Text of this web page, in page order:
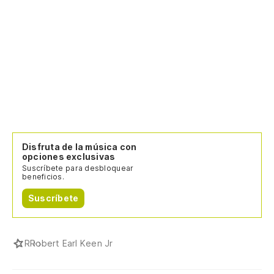
Disfruta de la música con
opciones exclusivas
Suscríbete para desbloquear
beneficios.
Suscríbete
RRobert Earl Keen Jr